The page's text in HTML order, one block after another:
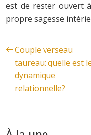
est de rester ouvert
propre sagesse
Couple verseau
taureau: quelle est
dynamique
relationnelle?